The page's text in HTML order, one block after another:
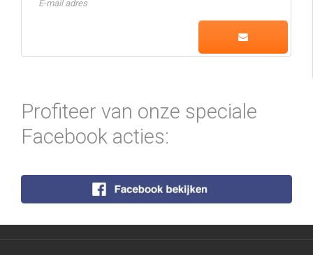
Profiteer van onze speciale
Facebook acties: